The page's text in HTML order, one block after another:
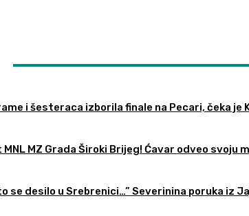
i šesteraca izborila finale na Pecari, čeka je
MZ Grada Široki Brijeg! Ćavar odveo svoju
se desilo u Srebrenici…” Severinina poruka iz